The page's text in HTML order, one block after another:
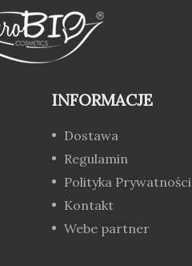
INFORMACJE
Dostawa
Regulamin
Polityka Prywatności
Kontakt
Webe partner